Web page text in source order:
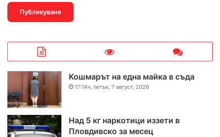
Кошмарът на една майка в съда
17:14ч, петък, 7 август, 2026
Над 5 кг наркотици иззети в
Пловдивско за месец